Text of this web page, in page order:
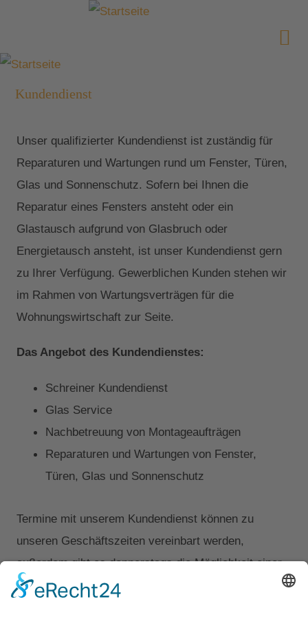
Kundendienst
Unser qualifizierter Kundendienst ist zuständig für
Reparaturen und Wartungen rund um Fenster, Türen,
Glas und Sonnenschutz. Sofern bei Ihnen die
Reparatur eines Fensters ansteht oder ein
Glastausch aufgrund von Glasbruch oder
Energietausch ansteht, ist unser Kundendienst gern
zu Ihrer Verfügung. Gewerblichen Kunden stehen wir
im Rahmen von Wartungsverträgen für die
Wohnungswirtschaft zur Seite.
Das Angebot des Kundendienstes:
Schreiner Kundendienst
Glas Service
Nachbetreuung von Montageaufträgen
Reparaturen und Wartungen von Fenster,
Türen, Glas und Sonnenschutz
Termine mit unserem Kundendienst können zu
unseren Geschäftszeiten vereinbart werden,
außerdem gibt es donnerstags die Möglichkeit einer
Abendterminierung bis 18:00 Uhr sowie Freitags eine